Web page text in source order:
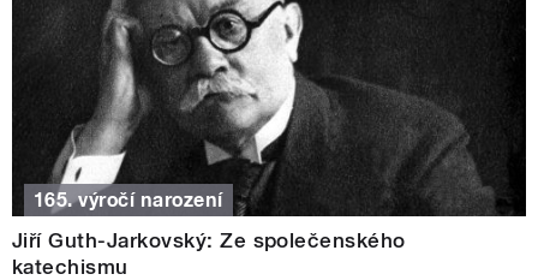
165. výročí narození
Jiří Guth-Jarkovský: Ze společenského
katechismu